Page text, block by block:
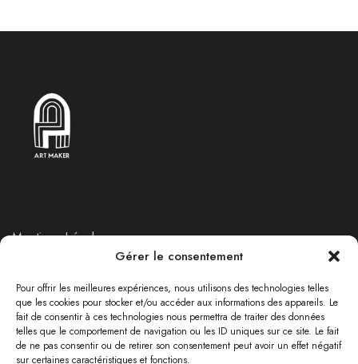
Gérer le consentement
Pour offrir les meilleures expériences, nous utilisons des technologies telles
que les cookies pour stocker et/ou accéder aux informations des appareils. Le
fait de consentir à ces technologies nous permettra de traiter des données
telles que le comportement de navigation ou les ID uniques sur ce site. Le fait
de ne pas consentir ou de retirer son consentement peut avoir un effet négatif
sur certaines caractéristiques et fonctions.
Mentions Légales
Politique de Retours et Remboursements
Politique de confidentialité
RÉSEAUX SOCIAUX